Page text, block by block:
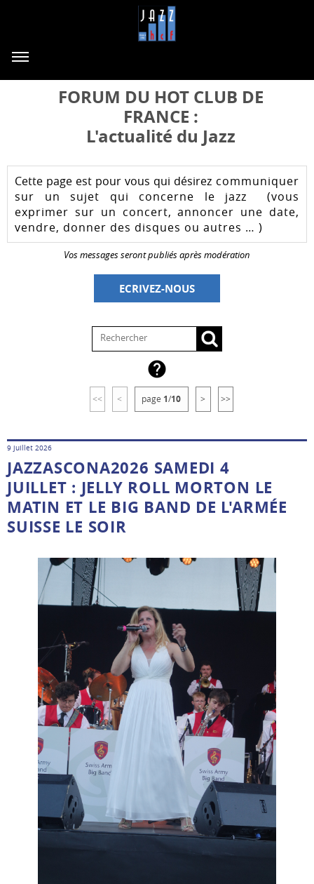
FORUM DU HOT CLUB DE
FRANCE :
L'actualité du Jazz
Cette page est pour vous qui désirez communiquer
sur un sujet qui concerne le jazz (vous
exprimer sur un concert, annoncer une date,
vendre, donner des disques ou autres … )
Vos messages seront publiés après modération
ECRIVEZ-NOUS
<< < page 1/10 > >>

9 juillet 2026
JAZZASCONA2026 SAMEDI 4
JUILLET : JELLY ROLL MORTON LE
MATIN ET LE BIG BAND DE L'ARMÉE
SUISSE LE SOIR